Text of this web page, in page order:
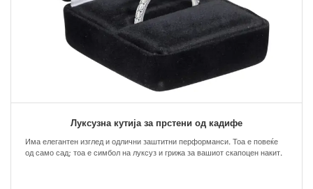
Луксузна кутија за прстени од кадифе
Има елегантен изглед и одлични заштитни перформанси. Тоа е повеќе
од само сад; тоа е симбол на луксуз и грижа за вашиот скапоцен накит.